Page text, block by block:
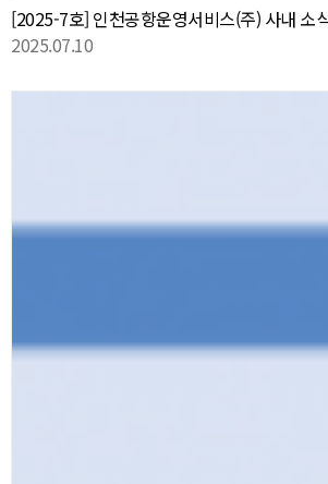
[2025-7호] 인천공항운영서비스(주) 사내 소
2025.07.10